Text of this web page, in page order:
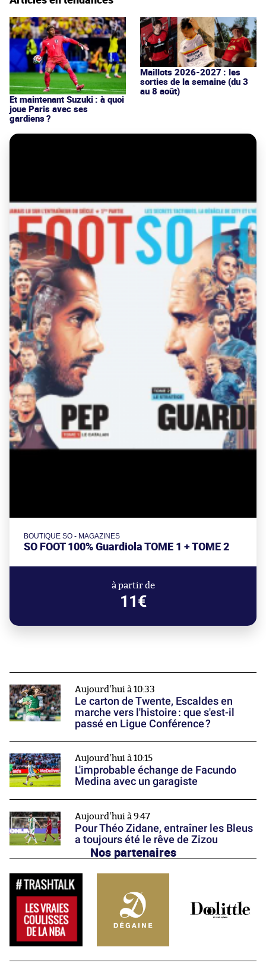
Et maintenant Suzuki : à quoi
joue Paris avec ses
gardiens ?
Maillots 2026-2027 : les
sorties de la semaine (du 3
au 8 août)
BOUTIQUE SO - MAGAZINES
SO FOOT 100% Guardiola TOME 1 + TOME 2
à partir de
11€
Aujourd'hui à 10:33
Le carton de Twente, Escaldes en
marche vers l'histoire : que s'est-il
passé en Ligue Conférence ?
Aujourd'hui à 10:15
L'improbable échange de Facundo
Medina avec un garagiste
Aujourd'hui à 9:47
Pour Théo Zidane, entraîner les Bleus
a toujours été le rêve de Zizou
Nos partenaires